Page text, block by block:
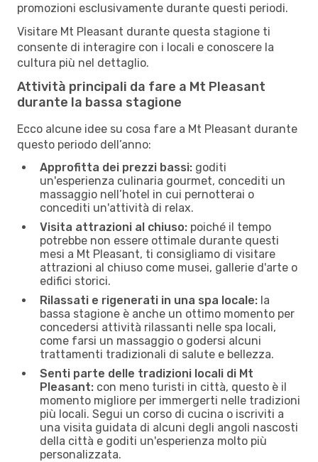
promozioni esclusivamente durante questi periodi.
Visitare Mt Pleasant durante questa stagione ti
consente di interagire con i locali e conoscere la
cultura più nel dettaglio.
Attività principali da fare a Mt Pleasant
durante la bassa stagione
Ecco alcune idee su cosa fare a Mt Pleasant durante
questo periodo dell’anno:
Approfitta dei prezzi bassi: goditi
un'esperienza culinaria gourmet, concediti un
massaggio nell’hotel in cui pernotterai o
concediti un'attività di relax.
Visita attrazioni al chiuso: poiché il tempo
potrebbe non essere ottimale durante questi
mesi a Mt Pleasant, ti consigliamo di visitare
attrazioni al chiuso come musei, gallerie d'arte o
edifici storici.
Rilassati e rigenerati in una spa locale: la
bassa stagione è anche un ottimo momento per
concedersi attività rilassanti nelle spa locali,
come farsi un massaggio o godersi alcuni
trattamenti tradizionali di salute e bellezza.
Senti parte delle tradizioni locali di Mt
Pleasant: con meno turisti in città, questo è il
momento migliore per immergerti nelle tradizioni
più locali. Segui un corso di cucina o iscriviti a
una visita guidata di alcuni degli angoli nascosti
della città e goditi un'esperienza molto più
personalizzata.